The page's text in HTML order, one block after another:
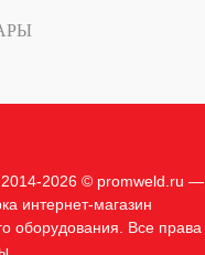
2026 © promweld.ru —
интернет-магазин
оборудования. Все права